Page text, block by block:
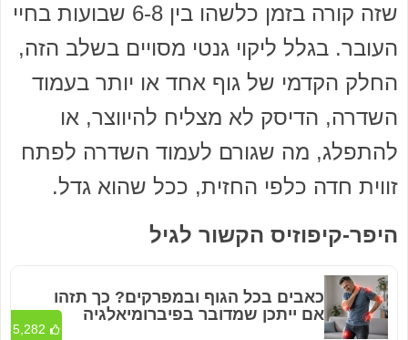
שזה קורה בזמן כלשהו בין 6-8 שבועות בחיי
העובר. בגלל ליקוי גנטי מסויים בשלב הזה,
החלק הקדמי של גוף אחד או יותר בעמוד
השדרה, הדיסק לא מצליח להיווצר, או
להתפלג, מה שגורם לעמוד השדרה לפתח
זווית חדה כלפי החזית, ככל שהוא גדל.
היפר-קיפוזיס הקשור לגיל
כאבים בכל הגוף ובמפרקים? כך תזהו
אם ייתכן שמדובר בפיברומיאלגיה
5,282